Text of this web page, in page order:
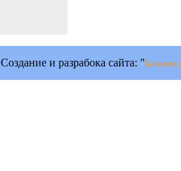
Создание и разрабока сайта: "